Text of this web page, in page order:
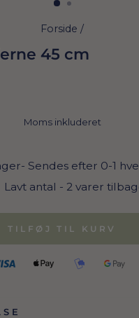
Forside /
45 cm
Moms inkluderet
Sendes efter 0-1
Lavt antal - 2 varer
TILFØJ TIL KURV